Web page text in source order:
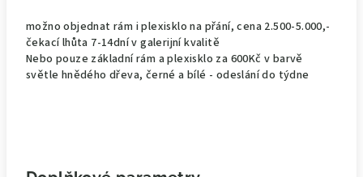
možno objednat rám i plexisklo na přání, cena 2.500-5.000,-
čekací lhůta 7-14dní v galerijní kvalitě
Nebo pouze základní rám a plexisklo za 600Kč v barvě
světle hnědého dřeva, černé a bílé - odeslání do týdne